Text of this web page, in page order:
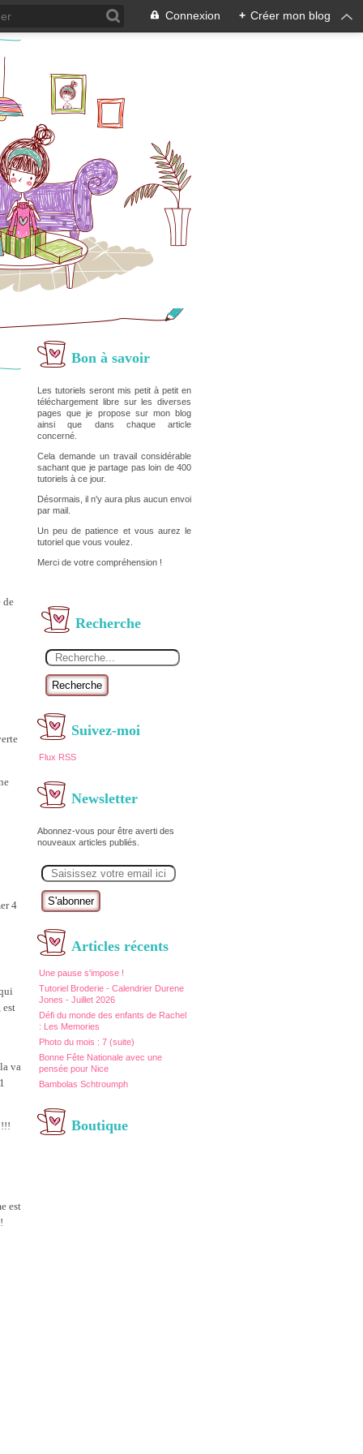
Connexion + Créer mon blog
Bon à savoir
Les tutoriels seront mis petit à petit en
téléchargement libre sur les diverses
pages que je propose sur mon blog
ainsi que dans chaque article
concerné.
Cela demande un travail considérable
sachant que je partage pas loin de 400
tutoriels à ce jour.
Désormais, il n'y aura plus aucun envoi
par mail.
Un peu de patience et vous aurez le
tutoriel que vous voulez.
Merci de votre compréhension !
Recherche
Recherche
Suivez-moi
Flux RSS
Newsletter
Abonnez-vous pour être averti des
nouveaux articles publiés.
m
Articles récents
Une pause s'impose !
Tutoriel Broderie - Calendrier Durene
Jones - Juillet 2026
Défi du monde des enfants de Rachel
: Les Memories
Photo du mois : 7 (suite)
Bonne Fête Nationale avec une
pensée pour Nice
Bambolas Schtroumph
Boutique
de
4
est
va
est